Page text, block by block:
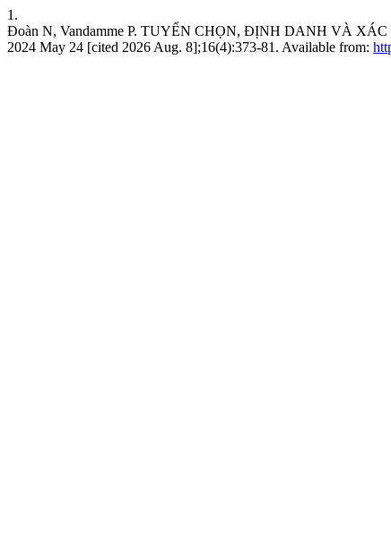
1.
Đoàn N, Vandamme P. TUYỂN CHỌN, ĐỊNH DANH VÀ
2024 May 24 [cited 2026 Aug. 8];16(4):373-81. Available from: